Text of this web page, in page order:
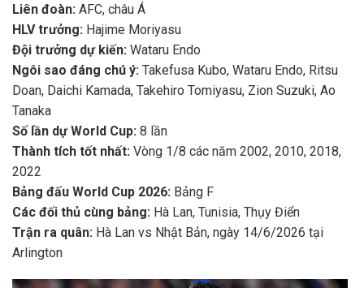
Liên đoàn: AFC, châu Á
HLV trưởng: Hajime Moriyasu
Đội trưởng dự kiến: Wataru Endo
Ngôi sao đáng chú ý: Takefusa Kubo, Wataru Endo, Ritsu
Doan, Daichi Kamada, Takehiro Tomiyasu, Zion Suzuki, Ao
Tanaka
Số lần dự World Cup: 8 lần
Thành tích tốt nhất: Vòng 1/8 các năm 2002, 2010, 2018,
2022
Bảng đấu World Cup 2026: Bảng F
Các đối thủ cùng bảng: Hà Lan, Tunisia, Thụy Điển
Trận ra quân: Hà Lan vs Nhật Bản, ngày 14/6/2026 tại
Arlington